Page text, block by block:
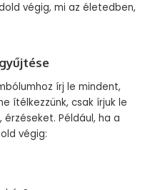
végig, mi az életedben,
írj le mindent,
ítélkezzünk, csak írjuk le
Például, ha a
végig: